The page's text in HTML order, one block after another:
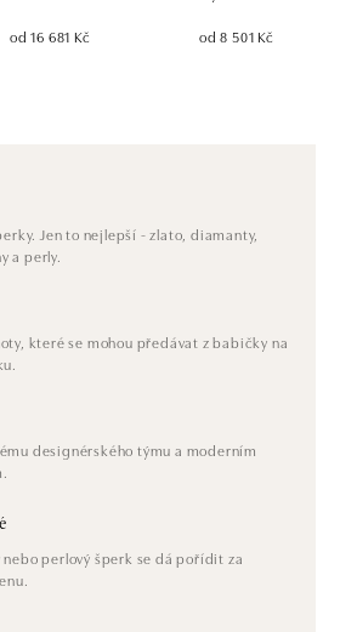
od 16 681 Kč od 8 501 Kč
Jen to nejlepší - zlato, diamanty,
a perly.
které se mohou předávat z babičky na
designérského týmu a moderním
perlový šperk se dá pořídit za